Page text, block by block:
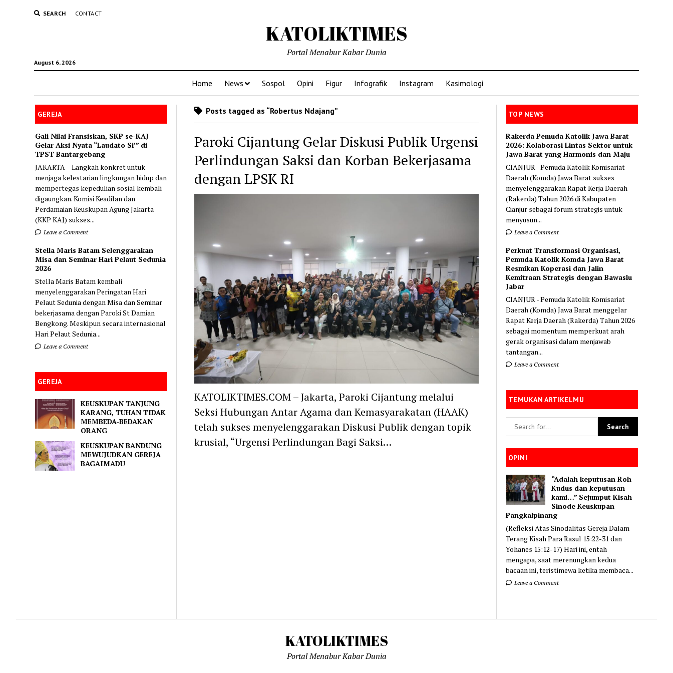
SEARCH CONTACT
KATOLIKTIMES
August 6, 2026
Portal Menabur Kabar Dunia
Home News Sospol Opini Figur Infografik Instagram Kasimologi
GEREJA
Gali Nilai Fransiskan, SKP se-KAJ
Gelar Aksi Nyata “Laudato Si’” di
TPST Bantargebang
JAKARTA – Langkah konkret untuk
menjaga kelestarian lingkungan hidup dan
mempertegas kepedulian sosial kembali
digaungkan. Komisi Keadilan dan
Perdamaian Keuskupan Agung Jakarta
(KKP KAJ) sukses...
Leave a Comment
Stella Maris Batam Selenggarakan
Misa dan Seminar Hari Pelaut Sedunia
2026
Stella Maris Batam kembali
menyelenggarakan Peringatan Hari
Pelaut Sedunia dengan Misa dan Seminar
bekerjasama dengan Paroki St Damian
Bengkong. Meskipun secara internasional
Hari Pelaut Sedunia...
Leave a Comment
GEREJA
KEUSKUPAN TANJUNG
KARANG, TUHAN TIDAK
MEMBEDA-BEDAKAN
ORANG
KEUSKUPAN BANDUNG
MEWUJUDKAN GEREJA
BAGAIMADU
Posts tagged as “Robertus Ndajang”
Paroki Cijantung Gelar Diskusi Publik Urgensi
Perlindungan Saksi dan Korban Bekerjasama
dengan LPSK RI
KATOLIKTIMES.COM – Jakarta, Paroki Cijantung melalui
Seksi Hubungan Antar Agama dan Kemasyarakatan (HAAK)
telah sukses menyelenggarakan Diskusi Publik dengan topik
krusial, “Urgensi Perlindungan Bagi Saksi…
TOP NEWS
Rakerda Pemuda Katolik Jawa Barat
2026: Kolaborasi Lintas Sektor untuk
Jawa Barat yang Harmonis dan Maju
CIANJUR - Pemuda Katolik Komisariat
Daerah (Komda) Jawa Barat sukses
menyelenggarakan Rapat Kerja Daerah
(Rakerda) Tahun 2026 di Kabupaten
Cianjur sebagai forum strategis untuk
menyusun...
Leave a Comment
Perkuat Transformasi Organisasi,
Pemuda Katolik Komda Jawa Barat
Resmikan Koperasi dan Jalin
Kemitraan Strategis dengan Bawaslu
Jabar
CIANJUR - Pemuda Katolik Komisariat
Daerah (Komda) Jawa Barat menggelar
Rapat Kerja Daerah (Rakerda) Tahun 2026
sebagai momentum memperkuat arah
gerak organisasi dalam menjawab
tantangan...
Leave a Comment
TEMUKAN ARTIKELMU
OPINI
“Adalah keputusan Roh
Kudus dan keputusan
kami…” Sejumput Kisah
Sinode Keuskupan
Pangkalpinang
(Refleksi Atas Sinodalitas Gereja Dalam
Terang Kisah Para Rasul 15:22-31 dan
Yohanes 15:12-17) Hari ini, entah
mengapa, saat merenungkan kedua
bacaan ini, teristimewa ketika membaca...
Leave a Comment
KATOLIKTIMES
Portal Menabur Kabar Dunia